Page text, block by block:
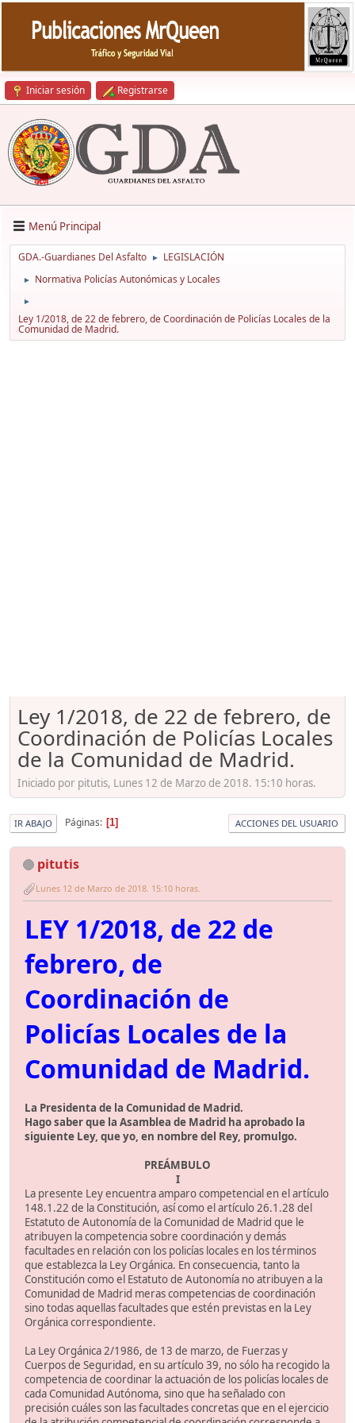
Iniciar sesión Registrarse
Menú Principal
GDA.-Guardianes Del Asfalto ► LEGISLACIÓN
► Normativa Policías Autonómicas y Locales
►
Ley 1/2018, de 22 de febrero, de Coordinación de Policías Locales de la
Comunidad de Madrid.
Ley 1/2018, de 22 de febrero, de
Coordinación de Policías Locales
de la Comunidad de Madrid.
Iniciado por pitutis, Lunes 12 de Marzo de 2018. 15:10 horas.
IR ABAJO Páginas 1 ACCIONES DEL USUARIO
pitutis
Lunes 12 de Marzo de 2018. 15:10 horas.
LEY 1/2018, de 22 de
febrero, de
Coordinación de
Policías Locales de la
Comunidad de Madrid.
La Presidenta de la Comunidad de Madrid.
Hago saber que la Asamblea de Madrid ha aprobado la
siguiente Ley, que yo, en nombre del Rey, promulgo.
PREÁMBULO
I
La presente Ley encuentra amparo competencial en el artículo
148.1.22 de la Constitución, así como el artículo 26.1.28 del
Estatuto de Autonomía de la Comunidad de Madrid que le
atribuyen la competencia sobre coordinación y demás
facultades en relación con los policías locales en los términos
que establezca la Ley Orgánica. En consecuencia, tanto la
Constitución como el Estatuto de Autonomía no atribuyen a la
Comunidad de Madrid meras competencias de coordinación
sino todas aquellas facultades que estén previstas en la Ley
Orgánica correspondiente.
La Ley Orgánica 2/1986, de 13 de marzo, de Fuerzas y
Cuerpos de Seguridad, en su artículo 39, no sólo ha recogido la
competencia de coordinar la actuación de los policías locales de
cada Comunidad Autónoma, sino que ha señalado con
precisión cuáles son las facultades concretas que en el ejercicio